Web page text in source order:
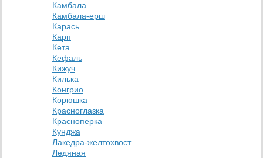
Камбала
Камбала-ерш
Карась
Карп
Кета
Кефаль
Кижуч
Килька
Конгрио
Корюшка
Красноглазка
Красноперка
Кунджа
Лакедра-желтохвост
Ледяная